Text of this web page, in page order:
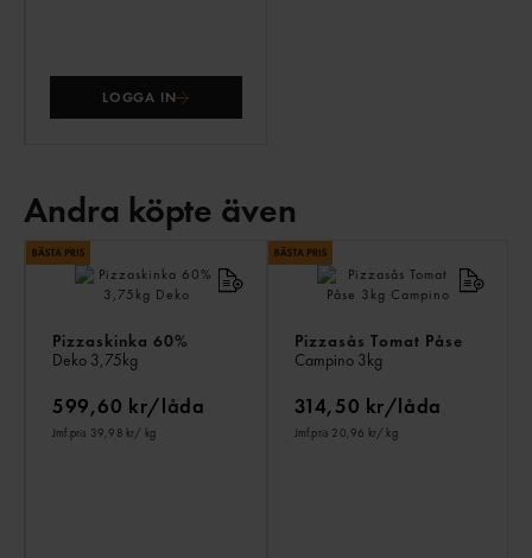
LOGGA IN
Andra köpte även
Pizzaskinka 60%
Deko 3,75kg
599,60 kr/låda
Jmf.pris 39,98 kr/ kg
Pizzasås Tomat Påse
Campino 3kg
314,50 kr/låda
Jmf.pris 20,96 kr/ kg